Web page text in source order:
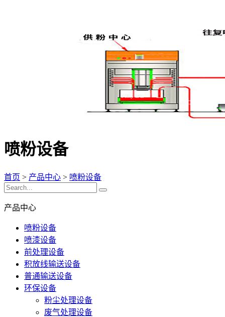
喷粉设备
首页 > 产品中心 > 喷粉设备
产品中心
喷粉设备
喷漆设备
前处理设备
积放线输送设备
普通输送设备
环保设备
粉尘处理设备
废气处理设备